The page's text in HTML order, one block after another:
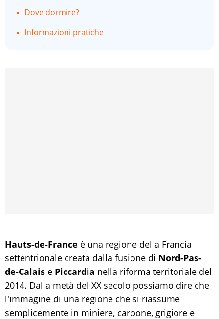
Dove dormire?
Informazioni pratiche
Hauts-de-France è una regione della Francia
settentrionale creata dalla fusione di Nord-Pas-
de-Calais e Piccardia nella riforma territoriale del
2014. Dalla metà del XX secolo possiamo dire che
l'immagine di una regione che si riassume
semplicemente in miniere, carbone, grigiore e